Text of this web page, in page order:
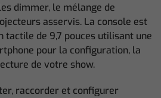
dimmer, le mélange de
asservis. La console est
tactile de 9,7 pouces utilisant une
pour la configuration, la
de votre show.
raccorder et configurer